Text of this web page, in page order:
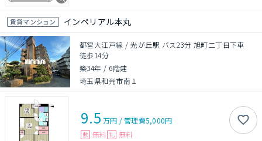
賃貸マンション インペリアル本丸
都営大江戸線 / 光が丘駅 バス23分 旭町二丁目下車
徒歩14分
築34年 / 6階建
埼玉県和光市南１
9.5 万円 /管理費5,000円
敷 無料 礼 無料